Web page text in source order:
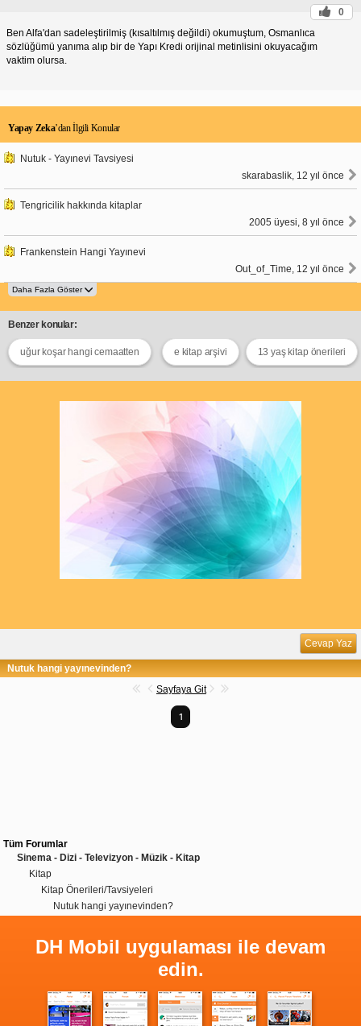
0
Ben Alfa'dan sadeleştirilmiş (kısaltılmış değildi) okumuştum, Osmanlıca
sözlüğümü yanıma alıp bir de Yapı Kredi orijinal metinlisini okuyacağım
vaktim olursa.
Yapay Zeka’dan İlgili Konular
Nutuk - Yayınevi Tavsiyesi
skarabaslik, 12 yıl önce
Tengricilik hakkında kitaplar
2005 üyesi, 8 yıl önce
Frankenstein Hangi Yayınevi
Out_of_Time, 12 yıl önce
Benzer konular:
uğur koşar hangi cemaatten e kitap arşivi 13 yaş kitap önerileri
Cevap Yaz
Nutuk hangi yayınevinden?
Sayfaya Git
1
Tüm Forumlar
Sinema - Dizi - Televizyon - Müzik - Kitap
Kitap
Kitap Önerileri/Tavsiyeleri
Nutuk hangi yayınevinden?
DH Mobil uygulaması ile devam
edin.